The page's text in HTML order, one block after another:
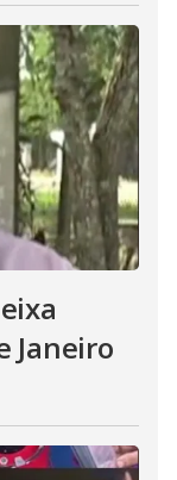
Janeiro